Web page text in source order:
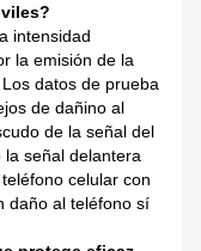
intensidad
la emisión de la
datos de prueba
de dañino al
de la señal del
señal delantera
celular con
daño al teléfono sí